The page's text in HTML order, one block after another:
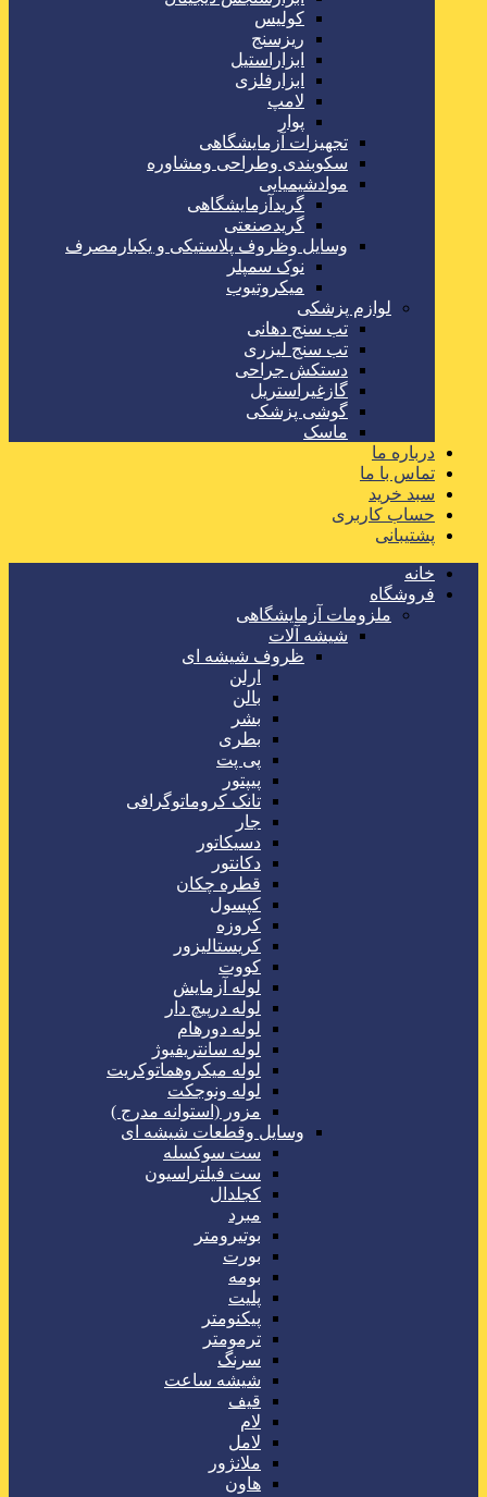
کولیس
ریزسنج
ابزاراستیل
ابزارفلزی
لامپ
پوار
تجهیزات آزمایشگاهی
سکوبندی وطراحی ومشاوره
موادشیمیایی
گریدآزمایشگاهی
گریدصنعتی
وسایل وظروف پلاستیکی و یکبارمصرف
نوک سمپلر
میکروتیوب
لوازم پزشکی
تب سنج دهانی
تب سنج لیزری
دستکش جراحی
گازغیراستریل
گوشی پزشکی
ماسک
درباره ما
تماس با ما
سبد خرید
حساب کاربری
پشتیبانی
خانه
فروشگاه
ملزومات آزمایشگاهی
شیشه آلات
ظروف شیشه ای
ارلن
بالن
بشر
بطری
پی پت
پیپتور
تانک کروماتوگرافی
جار
دسیکاتور
دکانتور
قطره چکان
کپسول
کروزه
کریستالیزور
کووت
لوله آزمایش
لوله درپیچ دار
لوله دورهام
لوله سانتریفیوژ
لوله میکروهماتوکریت
لوله ونوجکت
مزور (استوانه مدرج )
وسایل وقطعات شیشه ای
ست سوکسله
ست فیلتراسیون
کجلدال
مبرد
بوتیرومتر
بورت
بومه
پلیت
پیکنومتر
ترمومتر
سرنگ
شیشه ساعت
قیف
لام
لامل
ملانژور
هاون